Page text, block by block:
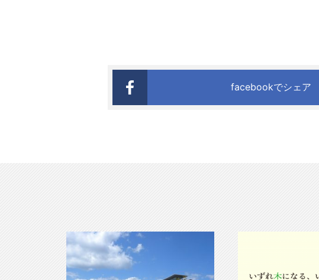
facebookでシェア